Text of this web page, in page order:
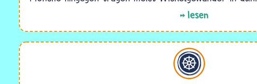
lesen